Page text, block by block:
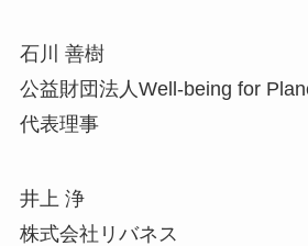
石川 善樹
公益財団法人Well-being for
代表理事
井上 浄
株式会社リバネス